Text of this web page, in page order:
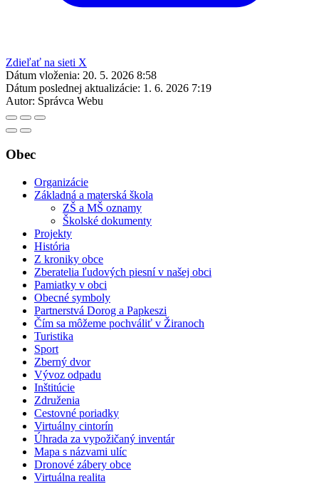
Zdieľať na sieti X
Dátum vloženia: 20. 5. 2026 8:58
Dátum poslednej aktualizácie: 1. 6. 2026 7:19
Autor: Správca Webu
Obec
Organizácie
Základná a materská škola
ZŠ a MŠ oznamy
Školské dokumenty
Projekty
História
Z kroniky obce
Zberatelia ľudových piesní v našej obci
Pamiatky v obci
Obecné symboly
Partnerstvá Dorog a Papkeszi
Čím sa môžeme pochváliť v Žiranoch
Turistika
Sport
Zberný dvor
Vývoz odpadu
Inštitúcie
Združenia
Cestovné poriadky
Virtuálny cintorín
Úhrada za vypožičaný inventár
Mapa s názvami ulíc
Dronové zábery obce
Virtuálna realita